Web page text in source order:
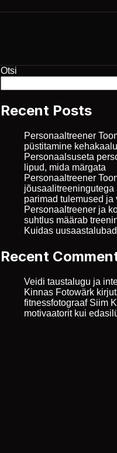
Otsi
Recent Posts
Personaaltreener
püstitamine
Personaalsuseta
lipud, mida märgata
Personaaltreener
parimad tulemused ja
Personaaltreener ja
suhtlus määrab
Kuidas
Recent
Veidi taustalugu ja
Kinnas Fotowärk
fitnessfotograaf Siim
motivaatorit kui